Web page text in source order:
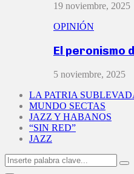
19 noviembre, 2025
OPINIÓN
El peronismo
5 noviembre, 2025
LA PATRIA
MUNDO SECTAS
JAZZ Y HABANOS
“SIN RED”
JAZZ
Search
for: